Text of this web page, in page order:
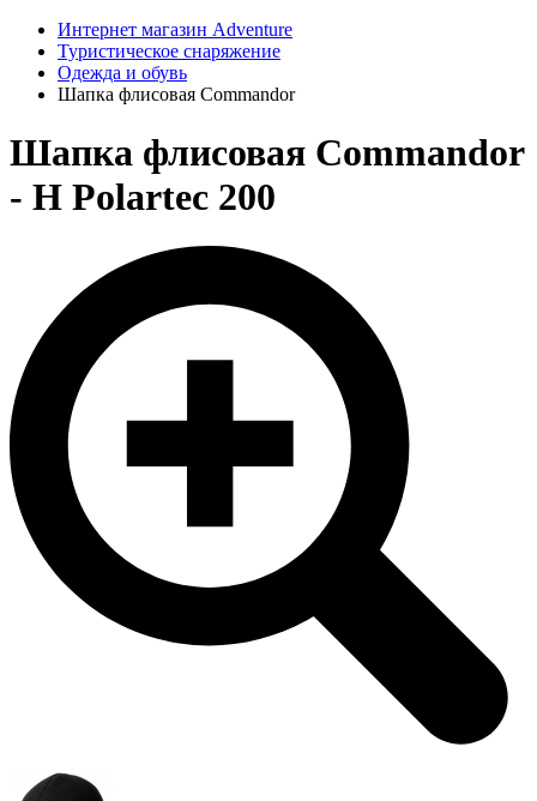
Интернет магазин Adventure
Туристическое снаряжение
Одежда и обувь
Шапка флисовая Commandor
Шапка флисовая Commandor
- H Polartec 200